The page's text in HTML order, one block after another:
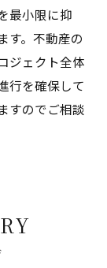
最小限に抑
す。不動産の
ジェクト全体
行を確保して
すのでご相談